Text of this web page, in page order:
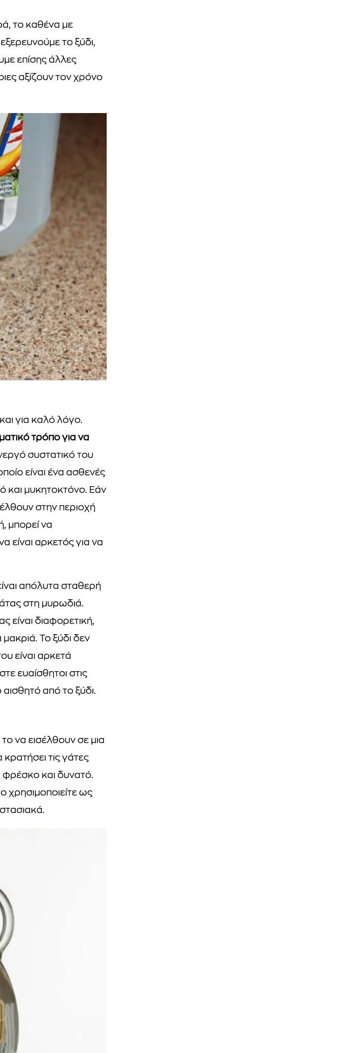
το καθένα με
το ξύδι,
επίσης άλλες
αξίζουν τον χρόνο
για καλό λόγο.
τρόπο για να
συστατικό του
είναι ένα ασθενές
και μυκητοκτόνο. Εάν
στην περιοχή
μπορεί να
είναι αρκετός για να
απόλυτα σταθερή
στη μυρωδιά.
είναι διαφορετική,
μακριά. Το ξύδι δεν
είναι αρκετά
ευαίσθητοι στις
από το ξύδι.
να εισέλθουν σε μια
τις γάτες
φρέσκο και δυνατό.
χρησιμοποιείτε ως